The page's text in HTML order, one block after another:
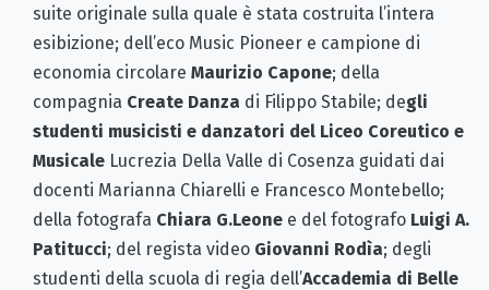
suite originale sulla quale è stata costruita l’intera
esibizione; dell’eco Music Pioneer e campione di
economia circolare Maurizio Capone; della
compagnia Create Danza di Filippo Stabile; degli
studenti musicisti e danzatori del Liceo Coreutico e
Musicale Lucrezia Della Valle di Cosenza guidati dai
docenti Marianna Chiarelli e Francesco Montebello;
della fotografa Chiara G.Leone e del fotografo Luigi A.
Patitucci; del regista video Giovanni Rodìa; degli
studenti della scuola di regia dell’Accademia di Belle